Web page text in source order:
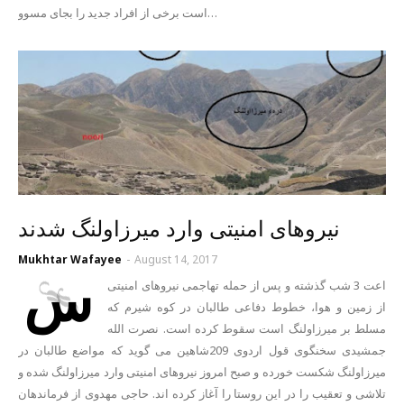
است برخی از افراد جدید را بجای مسوو…
نیروهای امنیتی وارد میرزاولنگ شدند
Mukhtar Wafayee - August 14, 2017
س
اعت 3 شب گذشته و پس از حمله تهاجمی نیروهای امنیتی
از زمین و هوا، خطوط دفاعی طالبان در کوه شیرم که
مسلط بر میرزاولنگ است سقوط کرده است. نصرت الله
جمشیدی سخنگوی قول اردوی 209شاهین می گوید که مواضع طالبان در
میرزاولنگ شکست خورده و صبح امروز نیروهای امنیتی وارد میرزاولنگ شده و
تلاشی و تعقیب را در این روستا را آغاز کرده اند. حاجی مهدوی از فرماندهان